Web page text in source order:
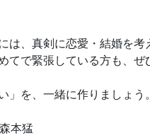
は、真剣に恋愛・結婚を
てで緊張している方も、
」を、一緒に作りましょう。
本猛